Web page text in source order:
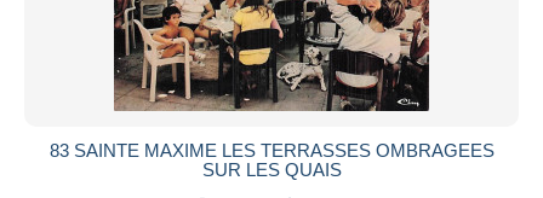
83 SAINTE MAXIME LES TERRASSES OMBRAGEES
SUR LES QUAIS